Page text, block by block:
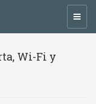
Wi-Fi y